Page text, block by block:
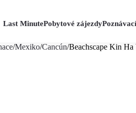
Last MinutePobytové zájezdy
/Mexiko/Cancún/Beachscape Kin